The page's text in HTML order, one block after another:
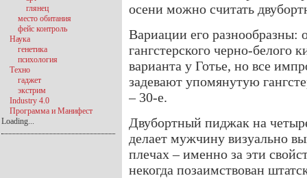
осени можно считать
Вариации его разнообразны:
гангстерского черно-белого
варианта у Готье, но все
задевают упомянутую
– 30-е.
Двубортный пиджак на
делает мужчину визуально
плечах – именно за эти
некогда позаимствован
глянец
место обитания
фейс контроль
Наука
генетика
психология
Техно
гаджет
экстрим
Industry 4.0
Программа и Манифест
Loading...